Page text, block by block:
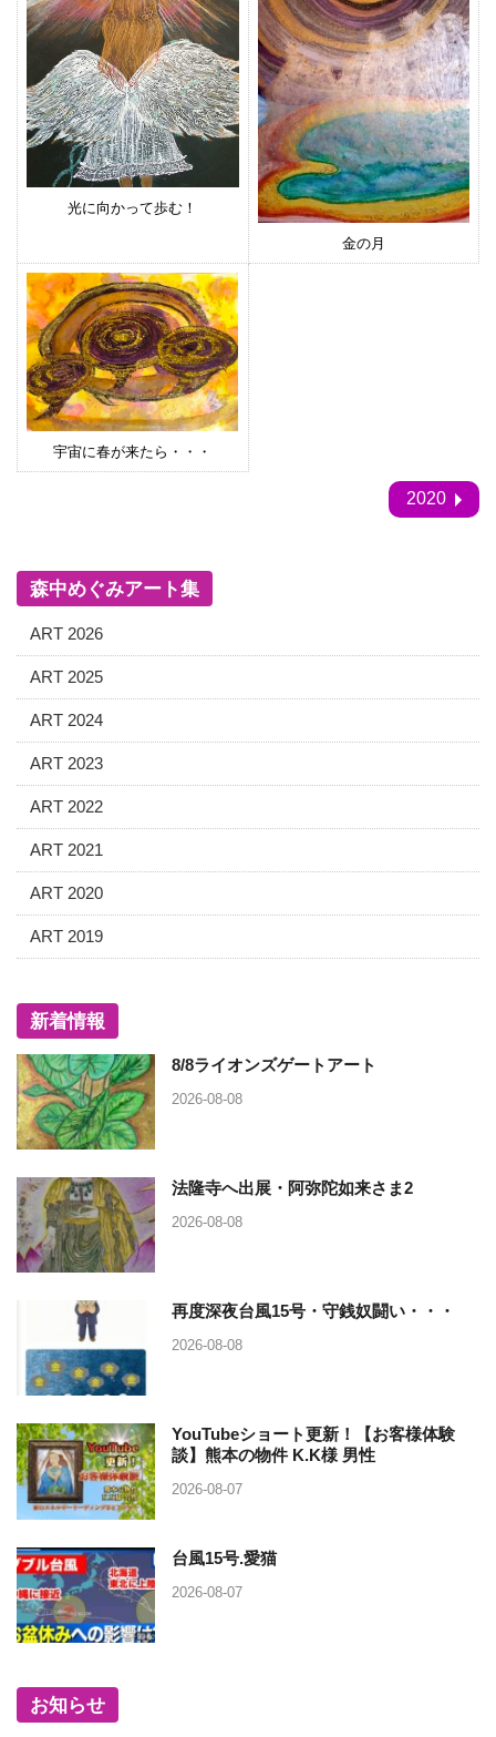
光に向かって歩む！
金の月
宇宙に春が来たら・・・
2020
森中めぐみアート集
ART 2026
ART 2025
ART 2024
ART 2023
ART 2022
ART 2021
ART 2020
ART 2019
新着情報
8/8ライオンズゲートアート
2026-08-08
法隆寺へ出展・阿弥陀如来さま2
2026-08-08
再度深夜台風15号・守銭奴闘い・・・
2026-08-08
YouTubeショート更新！【お客様体験
談】熊本の物件 K.K様 男性
2026-08-07
台風15号.愛猫
2026-08-07
お知らせ